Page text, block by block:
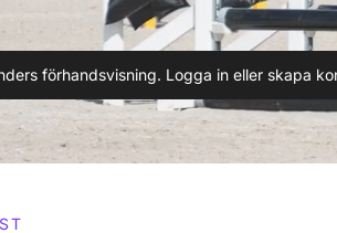
förhandsvisning. Logga in eller skapa